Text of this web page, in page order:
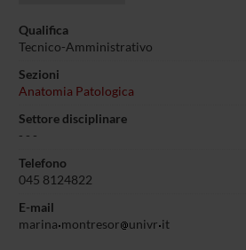
Qualifica
Tecnico-Amministrativo
Sezioni
Anatomia Patologica
Settore disciplinare
- - -
Telefono
045 8124822
E-mail
marina montresor univr it